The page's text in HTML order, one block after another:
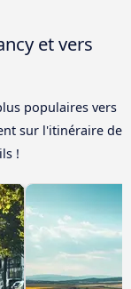
et vers
populaires vers
sur l'itinéraire de
!